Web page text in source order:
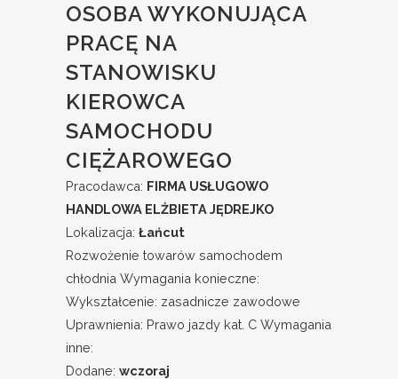
OSOBA WYKONUJĄCA
PRACĘ NA
STANOWISKU
KIEROWCA
SAMOCHODU
CIĘŻAROWEGO
Pracodawca: FIRMA USŁUGOWO
HANDLOWA ELŻBIETA JĘDREJKO
Lokalizacja: Łańcut
Rozwożenie towarów samochodem
chłodnia Wymagania konieczne:
Wykształcenie: zasadnicze zawodowe
Uprawnienia: Prawo jazdy kat. C Wymagania
inne:
Dodane: wczoraj